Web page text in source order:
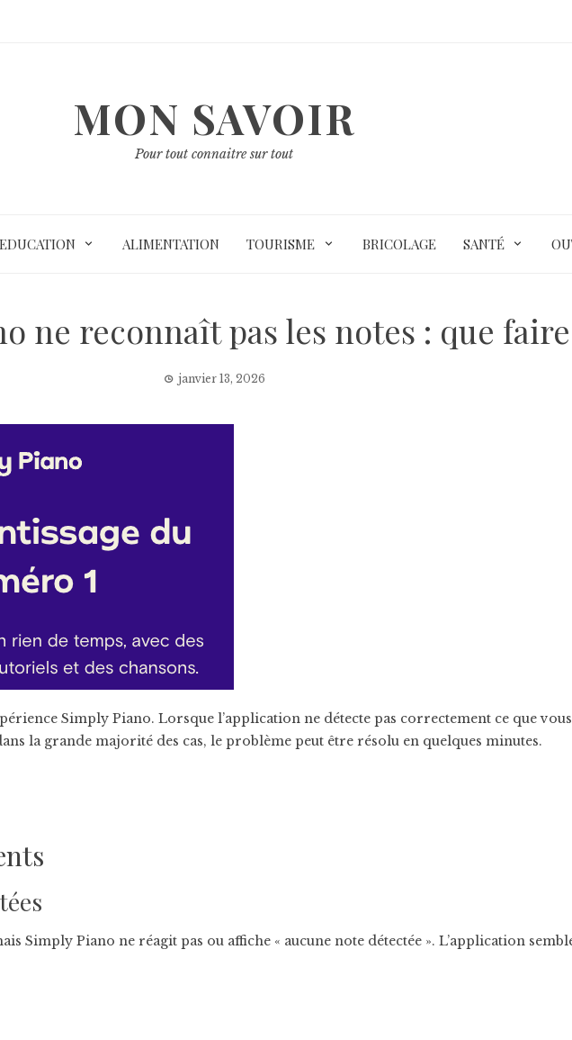
MON SAVOIR
Pour tout connaitre sur tout
EDUCATION ALIMENTATION TOURISME BRICOLAGE SANTÉ
ne reconnaît pas les notes : que
janvier 13, 2026
Simply Piano. Lorsque l’application ne détecte pas correctement ce que
la grande majorité des cas, le problème peut être résolu en quelques minutes.
Simply Piano ne réagit pas ou affiche « aucune note détectée ». L’application